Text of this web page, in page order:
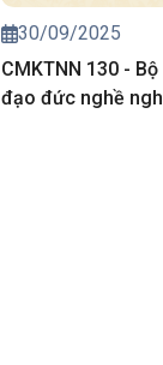
30/09/2025
CMKTNN 130 -
đạo đức nghề